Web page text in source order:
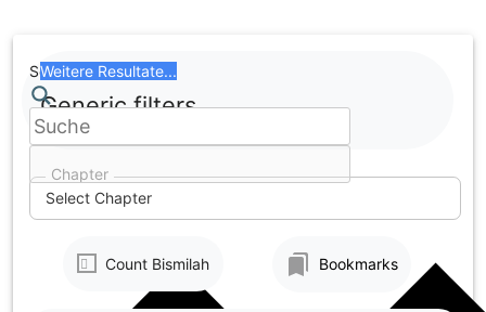
to
content
Chapter
Select Chapter
Search
Weitere Resultate...
Generic filters
Count Bismilah Bookmarks